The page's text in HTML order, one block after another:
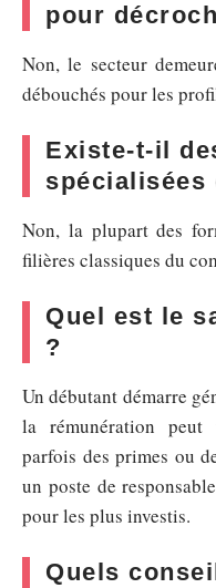
pour
Non, le secteur
débouchés pour les
Existe-t-il
spécialisées
Non, la plupart des
filières classiques du
Quel est le
?
Un débutant démarre
la rémunération peut
parfois des primes ou
un poste de
pour les plus investis.
Quels